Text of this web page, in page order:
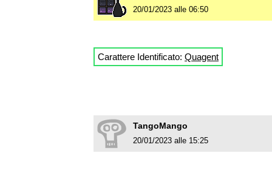
20/01/2023 alle 06:50
Carattere Identificato: Quagent
TangoMango
20/01/2023 alle 15:25